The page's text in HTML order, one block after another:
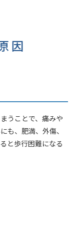
因
うことで、痛みや
も、肥満、外傷、
と歩行困難になる